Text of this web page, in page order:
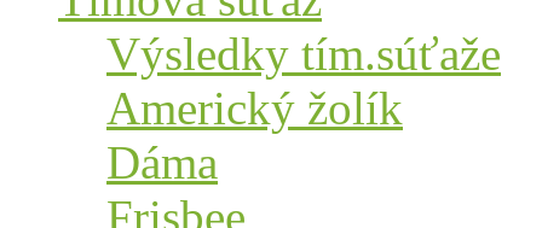
Výsledky tím.súťaže
Americký žolík
Dáma
Frisbee